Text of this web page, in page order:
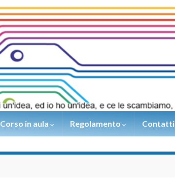
Corso in aula Regolamento Contatti